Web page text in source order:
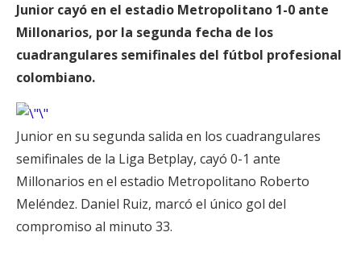
Junior cayó en el estadio Metropolitano 1-0 ante
Millonarios, por la segunda fecha de los
cuadrangulares semifinales del fútbol profesional
colombiano.
Junior en su segunda salida en los cuadrangulares
semifinales de la Liga Betplay, cayó 0-1 ante
Millonarios en el estadio Metropolitano Roberto
Meléndez. Daniel Ruiz, marcó el único gol del
compromiso al minuto 33.